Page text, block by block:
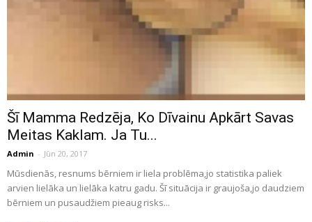
Šī Mamma Redzēja, Ko Dīvainu Apkārt Savas
Meitas Kaklam. Ja Tu...
Admin - Jūn 20, 2017
Mūsdienās, resnums bērniem ir liela problēma,jo statistika paliek
arvien lielāka un lielāka katru gadu. Šī situācija ir graujoša,jo daudziem
bērniem un pusaudžiem pieaug risks...